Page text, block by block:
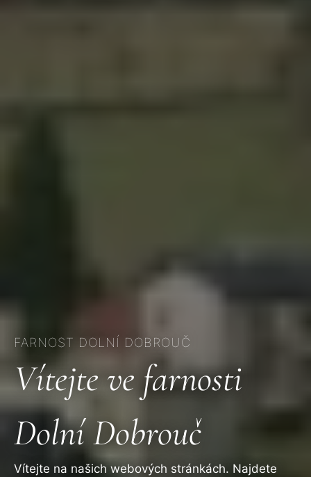
FARNOST DOLNÍ DOBROUČ
Vítejte ve farnosti
Dolní Dobrouč
Vítejte na našich webových stránkách. Najdete